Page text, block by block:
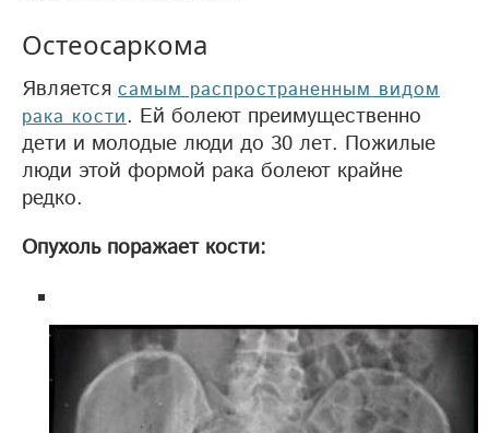
Остеосаркома
Является самым распространенным видом
рака кости. Ей болеют преимущественно
дети и молодые люди до 30 лет. Пожилые
люди этой формой рака болеют крайне
редко.
Опухоль поражает кости: